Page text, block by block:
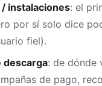
instalaciones: el
por sí solo dice
fiel).
descarga: de dónde
de pago,